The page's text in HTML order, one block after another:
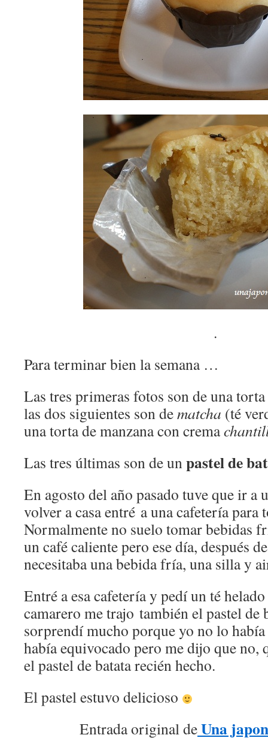
.
Para terminar bien la semana …
Las tres primeras fotos son de una
las dos siguientes son dematcha (té
una torta de manzana con crema
Las tres últimas son de unpastel de
En agosto del año pasado tuve que ir a
volver a casa entré a una cafetería para
Normalmente no suelo tomar bebidas
un café caliente pero ese día, después
necesitaba una bebida fría, una silla y
Entré a esa cafetería y pedí un té
camarero me trajo también el pastel de
sorprendí mucho porque yo no lo había
había equivocado pero me dijo que no,
el pastel de batata recién hecho.
El pastel estuvo delicioso
Entrada original deUna